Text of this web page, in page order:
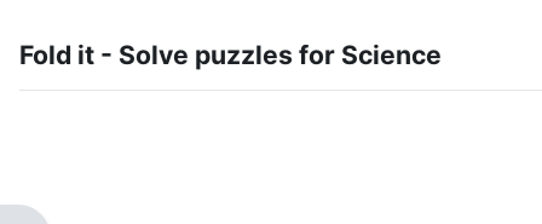
Fold it - Solve puzzles for Science